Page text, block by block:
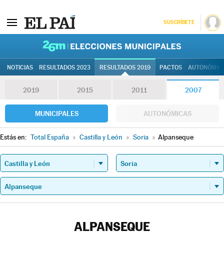
SUSCRÍBETE
NOTICIAS RESULTADOS 2023 RESULTADOS 2019 PACTOS
2019 2015 2011 2007
MUNICIPALES AUTONÓMICAS
Estás en: Total España » Castilla y León » Soria » Alpanseque
ALPANSEQUE